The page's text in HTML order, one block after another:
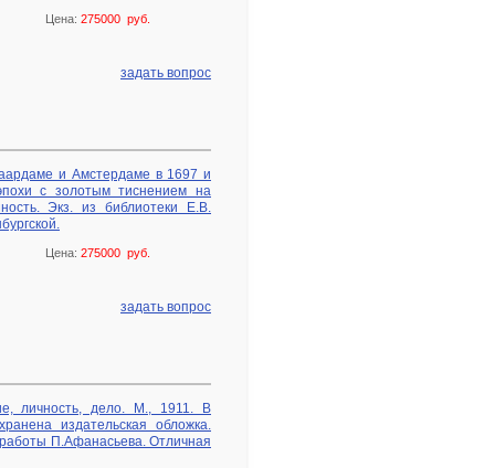
Цена: 275000 руб.
задать вопрос
и Амстердаме в 1697 и
с золотым тиснением на
Экз. из библиотеки Е.В.
Цена: 275000 руб.
задать вопрос
личность, дело. М., 1911. В
издательская обложка.
П.Афанасьева. Отличная